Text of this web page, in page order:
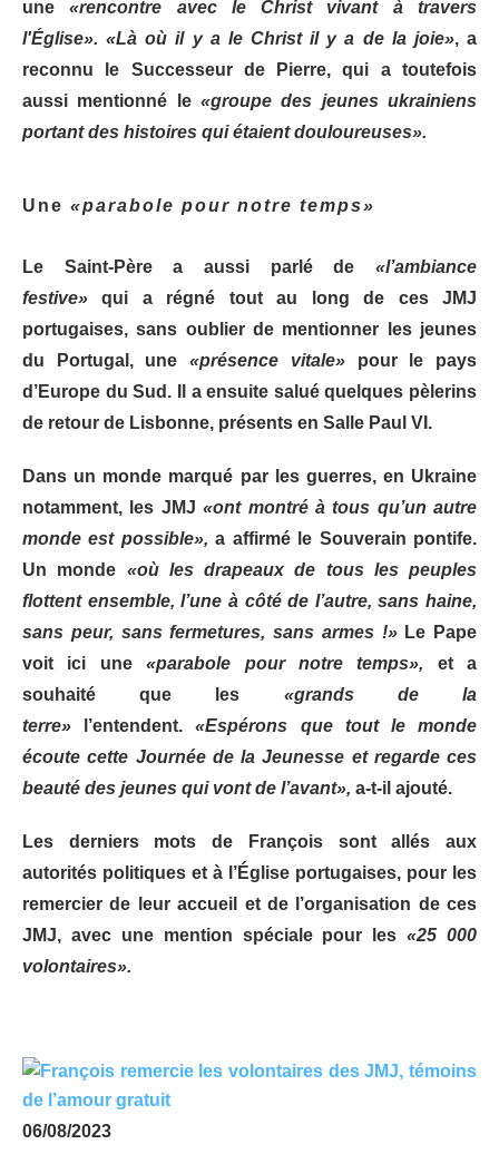
une«rencontre avec le Christ vivant à travers
l'Église». «Là où il y a le Christ il y a de la joie», a
reconnu le Successeur de Pierre, qui a toutefois
aussi mentionné le «groupe des jeunes ukrainiens
portant des histoires qui étaient douloureuses».
Une «parabole pour notre temps»
Le Saint-Père a aussi parlé de «l’ambiance
festive» qui a régné tout au long de ces JMJ
portugaises, sans oublier de mentionner les jeunes
du Portugal, une«présence vitale»pour le pays
d’Europe du Sud. Il a ensuite salué quelques pèlerins
de retour de Lisbonne, présents en Salle Paul VI.
Dans un monde marqué par les guerres, en Ukraine
notamment, les JMJ«ont montré à tous qu’un autre
monde est possible», a affirmé le Souverain pontife.
Un monde «où les drapeaux de tous les peuples
flottent ensemble, l’une à côté de l’autre, sans haine,
sans peur, sans fermetures, sans armes !» Le Pape
voit ici une«parabole pour notre temps», et a
souhaité que les «grands de la
terre» l’entendent.«Espérons que tout le monde
écoute cette Journée de la Jeunesse et regarde ces
beauté des jeunes qui vont de l’avant», a-t-il ajouté.
Les derniers mots de François sont allés aux
autorités politiques et à l’Église portugaises, pour les
remercier de leur accueil et de l’organisation de ces
JMJ, avec une mention spéciale pour les«25 000
volontaires».
06/08/2023